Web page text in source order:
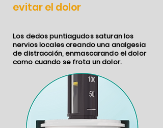
Los dedos puntiagudos saturan los
nervios locales creando una analgesia
de distracción, enmascarando el dolor
como cuando se frota un dolor.
evitar el dolor